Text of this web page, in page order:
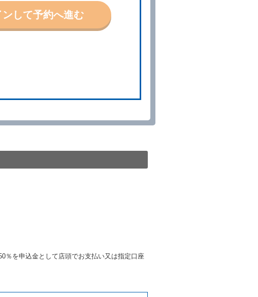
（以下「貸渡契約」といいます。）締
は、この予約取消手数料の支払いがあ
領済の予約申込金を返還するものとし
とします。
と異なる車種クラスのレンタカー（以
なるときは、予約した車種クラスの貸
ーの車種クラスの貸渡料金によるもの
とします。
第４条第４項の予約の取消しとして取
は第４条第５項の予約の取消しとして
び第５条に定める場合を除き、相互に
ンして予約へ進む
％を申込金として店頭でお支払い又は指定口座